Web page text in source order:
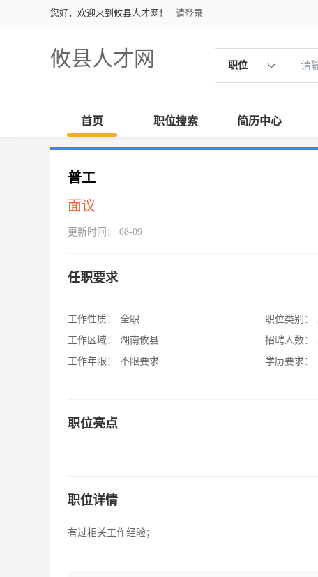
您好，欢迎来到攸县人才网！ 请登录
攸县人才网 职位
首页 职位搜索 简历中心
普工
面议
更新时间： 08-09
任职要求
工作性质：
全职
工作区域：
湖南攸县
工作年限：
不限要求
职位类别：
招聘人数：
学历要求：
职位亮点
职位详情
有过相关工作经验；